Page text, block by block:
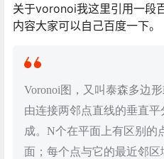
关于voronoi我这里引用一段
内容大家可以自己百度一下。
Voronoi图，又叫泰森多边
由连接两邻点直线的垂直
成。N个在平面上有区别的
面；每个点与它的最近邻区